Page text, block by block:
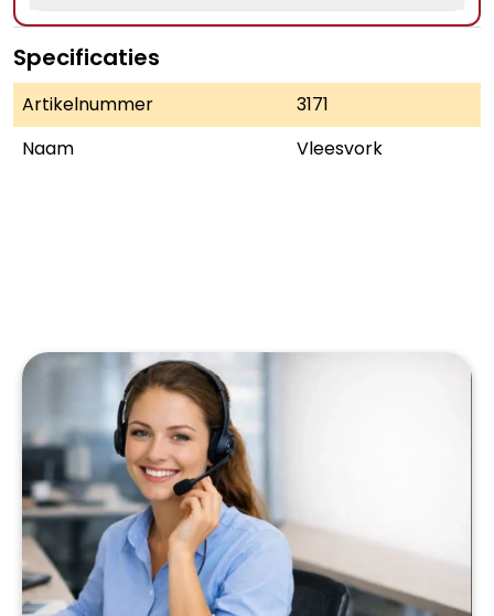
Specificaties
Artikelnummer
3171
Naam
Vleesvork